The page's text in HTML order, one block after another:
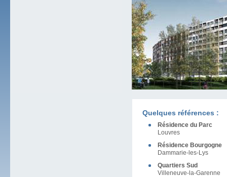
Quelques références :
Résidence du Parc
Louvres
Résidence Bourgogne
Dammarie-les-Lys
Quartiers Sud
Villeneuve-la-Garenne